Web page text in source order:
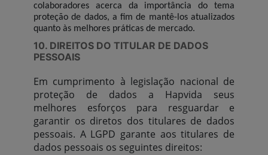
colaboradores acerca da importância do tema
proteção de dados, a fim de mantê-los atualizados
quanto às melhores práticas de mercado.
10. DIREITOS DO TITULAR DE DADOS
PESSOAIS
Em cumprimento à legislação nacional de
proteção de dados a Hapvida seus
melhores esforços para resguardar e
garantir os diretos dos titulares de dados
pessoais. A LGPD garante aos titulares de
dados pessoais os seguintes direitos: